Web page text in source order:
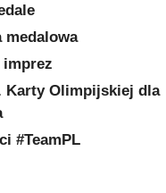
medalowa
imprez
Karty Olimpijskiej dla
#TeamPL